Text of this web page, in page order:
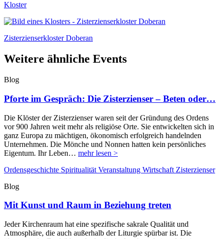
Kloster
Zisterzienserkloster Doberan
Weitere ähnliche Events
Blog
Pforte im Gespräch: Die Zisterzienser – Beten oder…
Die Klöster der Zisterzienser waren seit der Gründung des Ordens
vor 900 Jahren weit mehr als religiöse Orte. Sie entwickelten sich in
ganz Europa zu mächtigen, ökonomisch erfolgreich handelnden
Unternehmen. Die Mönche und Nonnen hatten kein persönliches
Eigentum. Ihr Leben… mehr lesen >
Ordensgeschichte Spiritualität Veranstaltung Wirtschaft Zisterzienser
Blog
Mit Kunst und Raum in Beziehung treten
Jeder Kirchenraum hat eine spezifische sakrale Qualität und
Atmosphäre, die auch außerhalb der Liturgie spürbar ist. Die